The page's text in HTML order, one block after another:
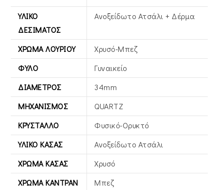
ΥΛΙΚΌ
ΔΕΣΊΜΑΤΟΣ
Ανοξείδωτο Ατσάλι + Δέρμα
ΧΡΏΜΑ ΛΟΥΡΙΟΎ
Χρυσό-Μπεζ
ΦΎΛΟ
Γυναικείο
ΔΙΆΜΕΤΡΟΣ
34mm
ΜΗΧΑΝΙΣΜΌΣ
QUARTZ
ΚΡΎΣΤΑΛΛΟ
Φυσικό-Ορυκτό
ΥΛΙΚΌ ΚΆΣΑΣ
Ανοξείδωτο Ατσάλι
ΧΡΏΜΑ ΚΆΣΑΣ
Χρυσό
ΧΡΏΜΑ ΚΑΝΤΡΆΝ
Μπεζ